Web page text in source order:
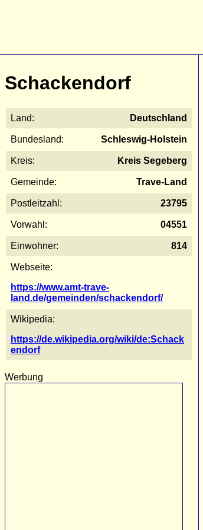
Schackendorf
Land: Deutschland
Bundesland: Schleswig-Holstein
Kreis: Kreis Segeberg
Gemeinde: Trave-Land
Postleitzahl: 23795
Vorwahl: 04551
Einwohner: 814
Webseite:
https://www.amt-trave-
land.de/gemeinden/schackendorf/
Wikipedia:
https://de.wikipedia.org/wiki/de:Schack
endorf
Werbung